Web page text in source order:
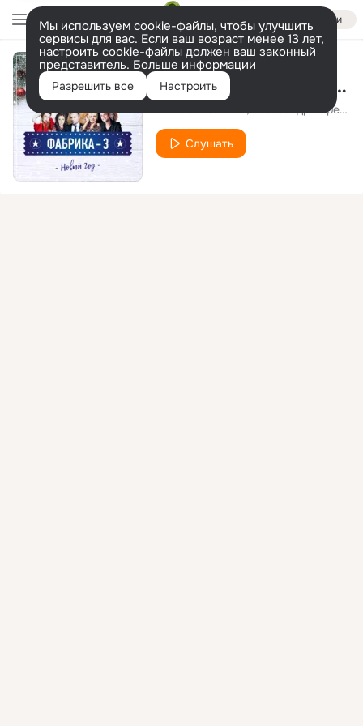
Войти
Мы используем cookie-файлы, чтобы улучшить
сервисы для вас. Если ваш возраст менее 13 лет,
настроить cookie-файлы должен ваш законный
представитель. Больше информации
Разрешить все Настроить Новый год (Фабрика-3)
Александр Киреев
Слушать